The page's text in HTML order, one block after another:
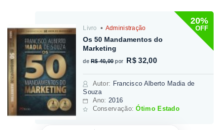
20%
OFF
Livro Administração
Os 50 Mandamentos do
Marketing
de R$ 40,00 por R$ 32,00
Autor: Francisco Alberto Madia de
Souza
Ano: 2016
Conservação:Ótimo Estado